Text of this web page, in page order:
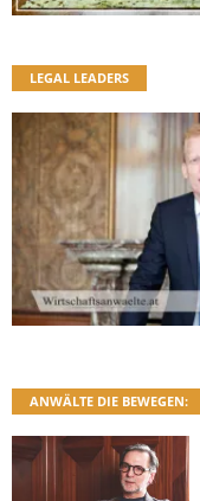
LEGAL LEADERS
ANWÄLTE DIE BEWEGEN: